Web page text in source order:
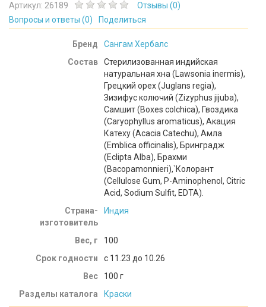
Артикул: 26189 Отзывы (0)
Вопросы и ответы (0) Поделиться
Бренд
Сангам Хербалс
Состав
Стерилизованная индийская
натуральная хна (Lawsonia inermis),
Грецкий орех (Juglans regia),
Зизифус колючий (Zizyphus jijuba),
Самшит (Boxes colchica), Гвоздика
(Caryophyllus aromaticus), Акация
Катеху (Acacia Catechu), Амла
(Emblica officinalis), Бринградж
(Eclipta Alba), Брахми
(Bacopamonnieri),`Колорант
(Сellulose Gum, P-Aminophenol, Citric
Acid, Sodium Sulfit, EDTA).
Страна-
изготовитель
Индия
Вес, г
100
Срок годности
c 11.23 до 10.26
Вес
100 г
Разделы каталога
Краски